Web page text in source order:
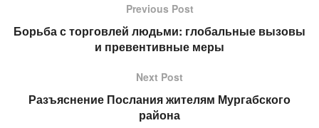
Previous Post
Борьба с торговлей людьми: глобальные вызовы
и превентивные меры
Next Post
Разъяснение Послания жителям Мургабского
района